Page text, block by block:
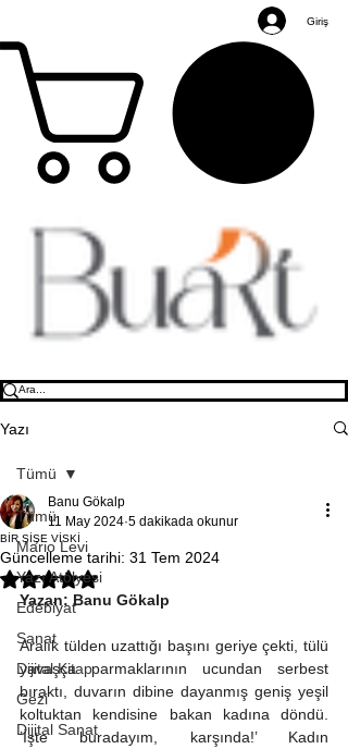
Giriş
Yazı
Tümü
Mario Levi
Yazı Atölyesi
Edebiyat
Sanat
Dijital Kitap
Gezi
Dijital Sanat
Tümü
BİR ŞİŞE VİSKİ
Banu Gökalp
11 May 2024 5 dakikada okunur
Güncelleme tarihi: 31 Tem 2024
5 üzerinden NaN yıldız
Yazan: Banu Gökalp
Aralık tülden uzattığı başını geriye çekti, tülü
yavaşça parmaklarının ucundan serbest
bıraktı, duvarın dibine dayanmış geniş yeşil
koltuktan kendisine bakan kadına döndü.
’İşte buradayım, karşında!’ Kadın